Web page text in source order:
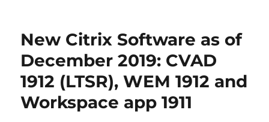
New Citrix Software as of
December 2019: CVAD
1912 (LTSR), WEM 1912 and
Workspace app 1911